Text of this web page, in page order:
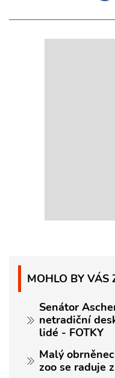
MOHLO BY VÁS
Senátor
netradiční
lidé - FOTKY
Malý
zoo se raduje